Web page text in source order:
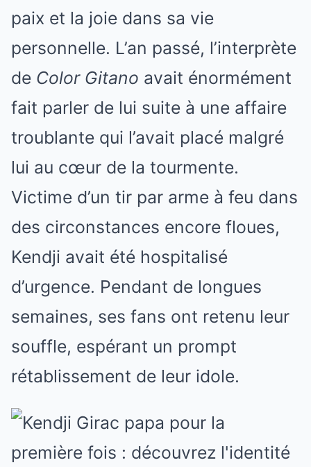
paix et la joie dans sa vie
personnelle. L’an passé, l’interprète
de Color Gitano avait énormément
fait parler de lui suite à une affaire
troublante qui l’avait placé malgré
lui au cœur de la tourmente.
Victime d’un tir par arme à feu dans
des circonstances encore floues,
Kendji avait été hospitalisé
d’urgence. Pendant de longues
semaines, ses fans ont retenu leur
souffle, espérant un prompt
rétablissement de leur idole.